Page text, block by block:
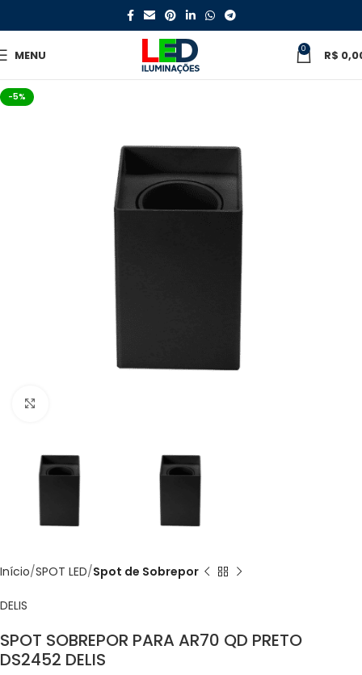
MENU 0 R$
-5%
Início SPOT LED Spot de Sobrepor
DELIS
SPOT SOBREPOR PARA AR70 QD PRETO
DS2452 DELIS